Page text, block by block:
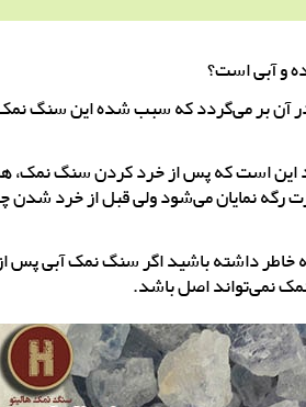
و آبی است؟
آن بر می‌گردد که سبب شده این سنگ نمک
این است که پس از خرد کردن سنگ نمک،
رگه نمایان می‌شود ولی قبل از خرد شدن
خاطر داشته باشید اگر سنگ نمک آبی پس
نمی‌تواند اصل باشد.